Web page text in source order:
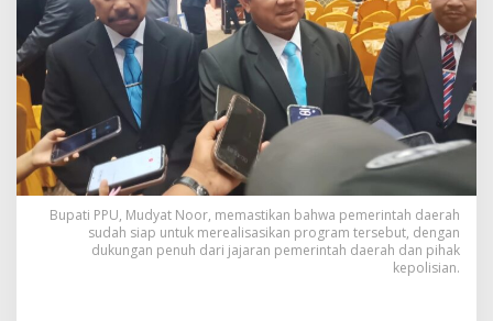
Bupati PPU, Mudyat Noor, memastikan bahwa pemerintah daerah
sudah siap untuk merealisasikan program tersebut, dengan
dukungan penuh dari jajaran pemerintah daerah dan pihak
kepolisian.